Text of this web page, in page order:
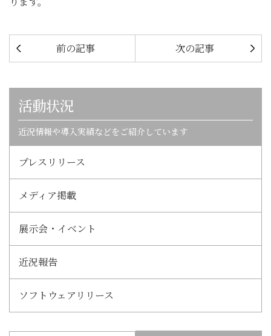
前の記事 次の記事
活動状況
近況情報や導入実績などをご紹介しています
プレスリリース
メディア掲載
展示会・イベント
近況報告
ソフトウェアリリース